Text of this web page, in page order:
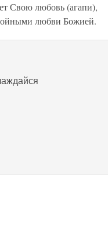
Свою любовь (агапи),
любви Божией.